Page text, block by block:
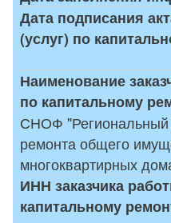
Дата подписания
(услуг) по
Наименование
по капитальному
СНОФ "Региональный
ремонта общего
многоквартирных
ИНН заказчика
капитальному